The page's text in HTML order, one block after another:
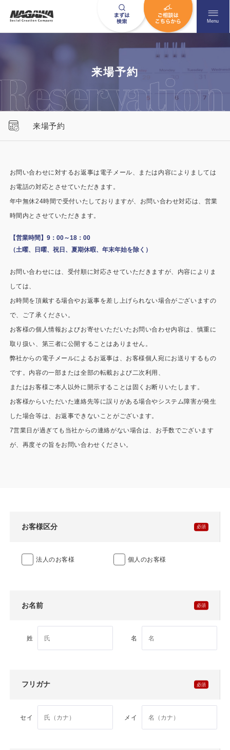
メニュ
Menu
お問い合わせはこちら
営業時間AM 9:00〜PM6:00
HOME
ニュース一覧
倉庫・工場
店舗
勉強部屋・子供部屋
休憩室・喫煙室
危険物保管庫
よくあるご質問
その他
お問い合わせ
利用規約
来場予約
来場予約
お問い合わせに対するお返事は電子メール、または内容によりましては
お電話の対応とさせていただきます。
年中無休24時間で受付いたしておりますが、お問い合わせ対応は、営業
時間内とさせていただきます。
【営業時間】9：00～18：00
（土曜、日曜、祝日、夏期休暇、年末年始を除く）
お問い合わせには、受付順に対応させていただきますが、内容によりま
しては、
お時間を頂戴する場合やお返事を差し上げられない場合がございますの
で、ご了承ください。
お客様の個人情報およびお寄せいただいたお問い合わせ内容は、慎重に
取り扱い、第三者に公開することはありません。
弊社からの電子メールによるお返事は、お客様個人宛にお送りするもの
です。内容の一部または全部の転載および二次利用、
またはお客様ご本人以外に開示することは固くお断りいたします。
お客様からいただいた連絡先等に誤りがある場合やシステム障害が発生
した場合等は、お返事できないことがございます。
7営業日が過ぎても当社からの連絡がない場合は、お手数でございます
が、再度その旨をお問い合わせください。
お客様区分
法人のお客様 個人のお客様
お名前
姓 名
フリガナ
セイ メイ